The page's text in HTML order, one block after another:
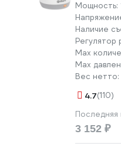
Мощность:
Наличие
Регулятор
Мах
Max
Вес нетто:
4.7(110)
Последняя
3 152 ₽